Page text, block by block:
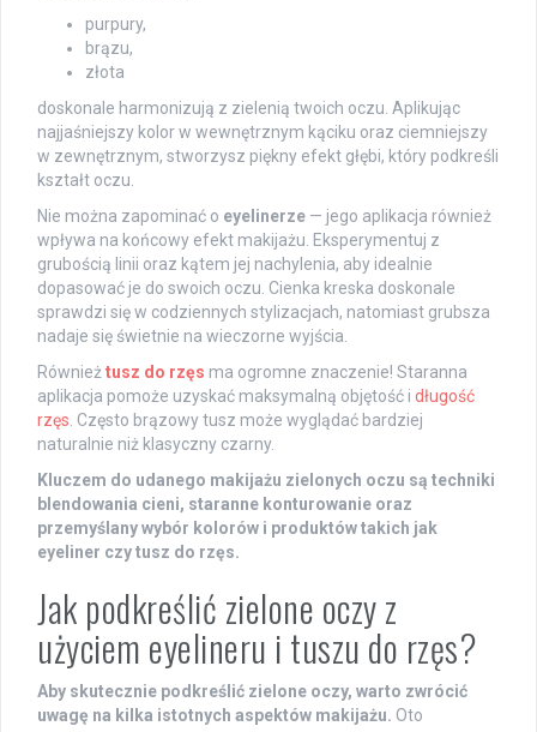
purpury,
brązu,
złota
doskonale harmonizują z zielenią twoich oczu. Aplikując
najjaśniejszy kolor w wewnętrznym kąciku oraz ciemniejszy
w zewnętrznym, stworzysz piękny efekt głębi, który podkreśli
kształt oczu.
Nie można zapominać o eyelinerze — jego aplikacja również
wpływa na końcowy efekt makijażu. Eksperymentuj z
grubością linii oraz kątem jej nachylenia, aby idealnie
dopasować je do swoich oczu. Cienka kreska doskonale
sprawdzi się w codziennych stylizacjach, natomiast grubsza
nadaje się świetnie na wieczorne wyjścia.
Również tusz do rzęs ma ogromne znaczenie! Staranna
aplikacja pomoże uzyskać maksymalną objętość i długość
rzęs . Często brązowy tusz może wyglądać bardziej
naturalnie niż klasyczny czarny.
Kluczem do udanego makijażu zielonych oczu są techniki
blendowania cieni, staranne konturowanie oraz
przemyślany wybór kolorów i produktów takich jak
eyeliner czy tusz do rzęs.
Jak podkreślić zielone oczy z
użyciem eyelineru i tuszu do rzęs?
Aby skutecznie podkreślić zielone oczy, warto zwrócić
uwagę na kilka istotnych aspektów makijażu. Oto